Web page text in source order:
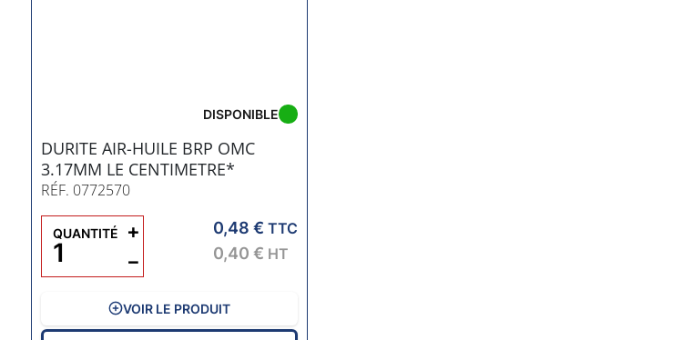
DURITE AIR-HUILE BRP OMC
3.17MM LE CENTIMETRE*
RÉF. 0772570
DISPONIBLE
0,48 € TTC
0,40 € HT
QUANTITÉ
−
+
VOIR LE PRODUIT